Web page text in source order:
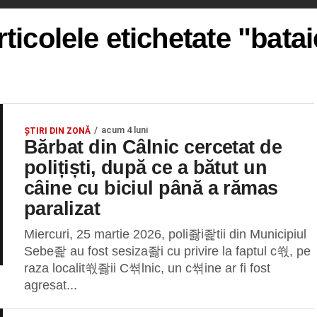
etichetate
ȘTIRI DIN ZONĂ acum 4 luni
Bărbat din Câlnic cercetat de
polițiști, după ce a bătut un
câine cu biciul până a rămas
paralizat
Miercuri, 25 martie 2026, poli좛i좙tii din Municipiul
Sebe좙 au fost sesiza좛i cu privire la faptul c쒃, pe
raza localit쒃좛ii C쎢lnic, un c쎢ine ar fi fost
agresat...